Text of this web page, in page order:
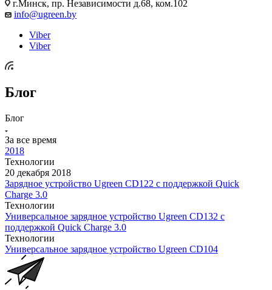
г.Минск, пр. Независимости д.68, ком.102
info@ugreen.by
Viber
Viber
Блог
Блог
За все время
2018
Технологии
20 декабря 2018
Зарядное устройство Ugreen CD122 с поддержкой Quick
Charge 3.0
Технологии
Универсальное зарядное устройство Ugreen CD132 с
поддержкой Quick Charge 3.0
Технологии
Универсальное зарядное устройство Ugreen CD104